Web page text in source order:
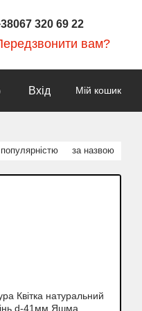
320 69 22
вам?
Вхід Мій кошик
за назвою